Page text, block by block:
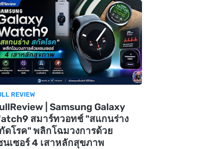
REVIEW
| Samsung Galaxy
สมาร์ทวอทช์ "สแกนร่าง
ดโรค" พลิกโฉมวงการด้วย
นเซอร์ 4 เสาหลักสุขภาพ